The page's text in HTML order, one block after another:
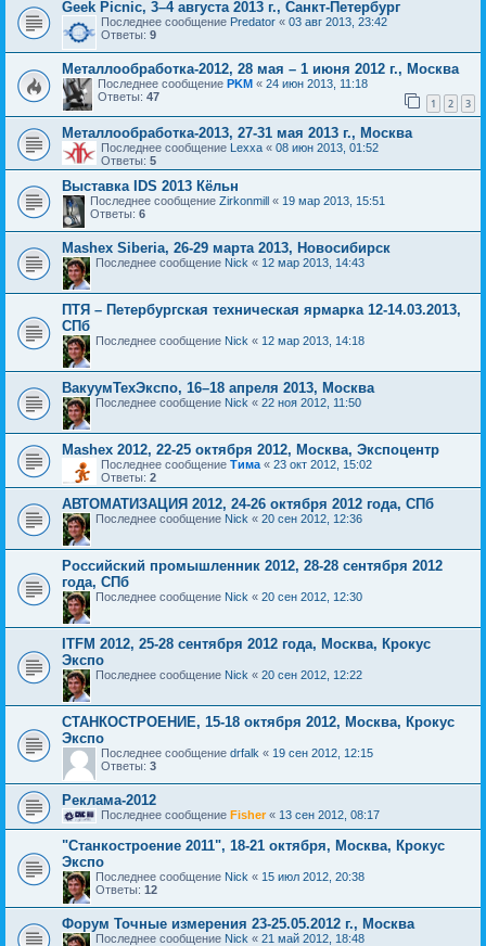
Geek Picnic, 3–4 августа 2013 г., Санкт-Петербург
Последнее сообщение Predator « 03 авг 2013, 23:42
Ответы: 9
Металлообработка-2012, 28 мая – 1 июня 2012 г., Москва
Последнее сообщение PKM « 24 июн 2013, 11:18
Ответы: 47 1 2 3
Металлообработка-2013, 27-31 мая 2013 г., Москва
Последнее сообщение Lexxa « 08 июн 2013, 01:52
Ответы: 5
Выставка IDS 2013 Кёльн
Последнее сообщение Zirkonmill « 19 мар 2013, 15:51
Ответы: 6
Mashex Siberia, 26-29 марта 2013, Новосибирск
Последнее сообщение Nick « 12 мар 2013, 14:43
ПТЯ – Петербургская техническая ярмарка 12-14.03.2013,
СПб
Последнее сообщение Nick « 12 мар 2013, 14:18
ВакуумТехЭкспо, 16–18 апреля 2013, Москва
Последнее сообщение Nick « 22 ноя 2012, 11:50
Mashex 2012, 22-25 октября 2012, Москва, Экспоцентр
Последнее сообщение Тима « 23 окт 2012, 15:02
Ответы: 2
АВТОМАТИЗАЦИЯ 2012, 24-26 октября 2012 года, СПб
Последнее сообщение Nick « 20 сен 2012, 12:36
Российский промышленник 2012, 28-28 сентября 2012
года, СПб
Последнее сообщение Nick « 20 сен 2012, 12:30
ITFM 2012, 25-28 сентября 2012 года, Москва, Крокус
Экспо
Последнее сообщение Nick « 20 сен 2012, 12:22
СТАНКОСТРОЕНИЕ, 15-18 октября 2012, Москва, Крокус
Экспо
Последнее сообщение drfalk « 19 сен 2012, 12:15
Ответы: 3
Реклама-2012
Последнее сообщение Fisher« 13 сен 2012, 08:17
"Станкостроение 2011", 18-21 октября, Москва, Крокус
Экспо
Последнее сообщение Nick « 15 июл 2012, 20:38
Ответы: 12
Форум Точные измерения 23-25.05.2012 г., Москва
Последнее сообщение Nick « 21 май 2012, 18:48